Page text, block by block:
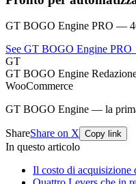
GT BOGO Engine PRO —
See GT BOGO Engine
GT
GT BOGO Engine
WooCommerce
GT BOGO Engine — la
ShareShare on X Copy link
In questo articolo
Il costo di acquisizione